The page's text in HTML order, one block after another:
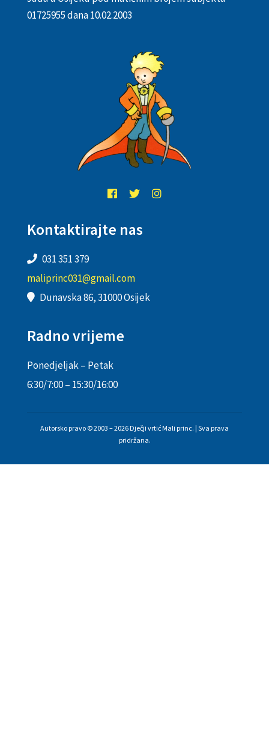
01725955 dana 10.02.2003
Kontaktirajte nas
031 351 379
maliprinc031@gmail.com
Dunavska 86, 31000 Osijek
Radno vrijeme
Ponedjeljak – Petak
6:30/7:00 – 15:30/16:00
Autorsko pravo © 2003 – 2026 Dječji vrtić Mali princ. | Sva prava
pridržana.